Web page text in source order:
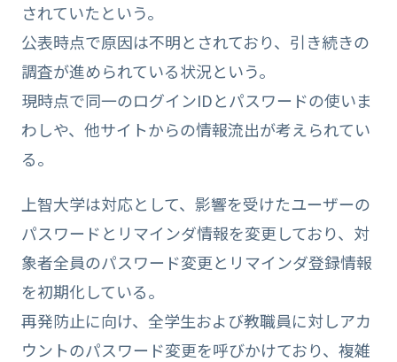
されていたという。
公表時点で原因は不明とされており、引き続きの
調査が進められている状況という。
現時点で同一のログインIDとパスワードの使いま
わしや、他サイトからの情報流出が考えられてい
る。
上智大学は対応として、影響を受けたユーザーの
パスワードとリマインダ情報を変更しており、対
象者全員のパスワード変更とリマインダ登録情報
を初期化している。
再発防止に向け、全学生および教職員に対しアカ
ウントのパスワード変更を呼びかけており、複雑